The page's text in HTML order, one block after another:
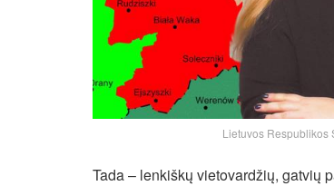
Lietuvos Respublikos
Tada – lenkiškų vietovardžių, gatvių